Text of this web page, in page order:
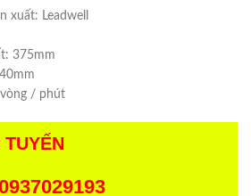
xuất: Leadwell
375mm
vòng / phút